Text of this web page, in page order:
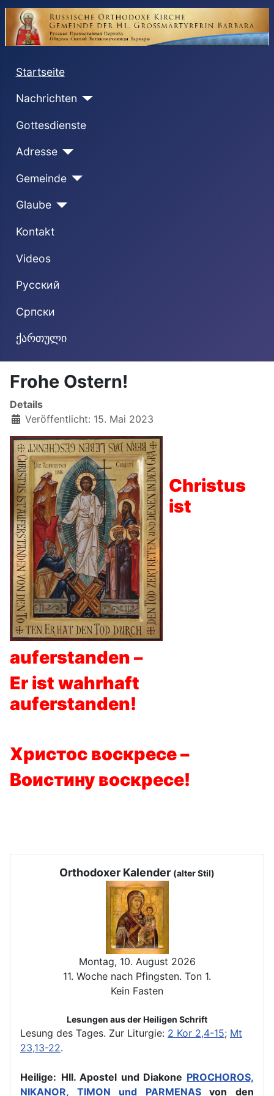
Startseite
Nachrichten
Gottesdienste
Adresse
Gemeinde
Glaube
Kontakt
Videos
Русский
Cрпски
ქართული
Frohe Ostern!
Details
Veröffentlicht: 15. Mai 2023
Christus
ist
auferstanden –
Er ist wahrhaft
auferstanden!
Христос воскресе –
Воистину воскресе!
Orthodoxer Kalender (alter Stil)
Montag, 10. August 2026
11. Woche nach Pfingsten. Ton 1.
Kein Fasten
Lesungen aus der Heiligen Schrift
Lesung des Tages. Zur Liturgie: 2 Kor 2,4-15; Mt
23,13-22.
Heilige: Hll. Apostel und Diakone PROCHOROS,
NIKANOR, TIMON und PARMENASvon den